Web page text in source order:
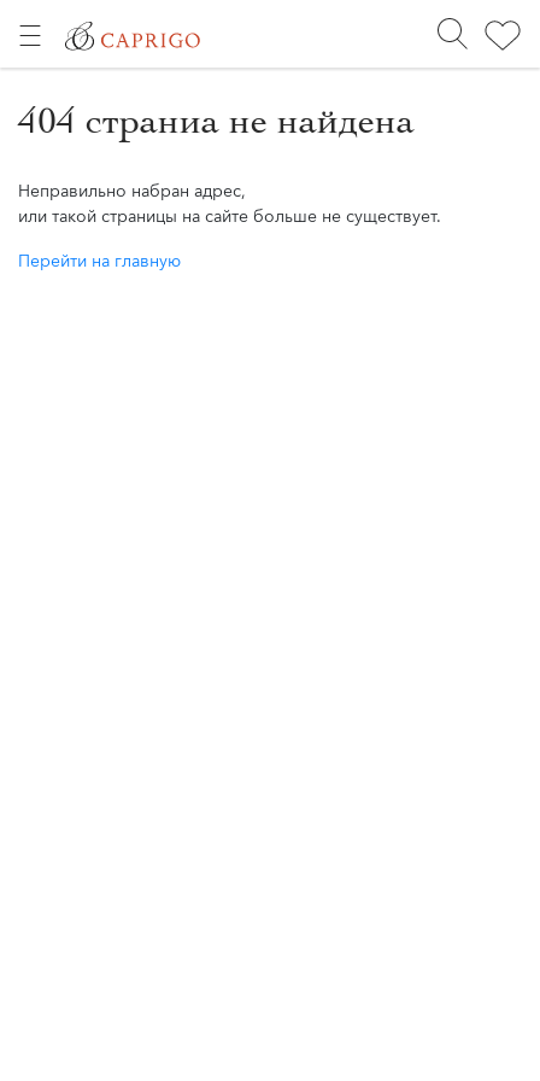
404 страниа не найдена
Неправильно набран адрес,
или такой страницы на сайте больше не существует.
Перейти на главную